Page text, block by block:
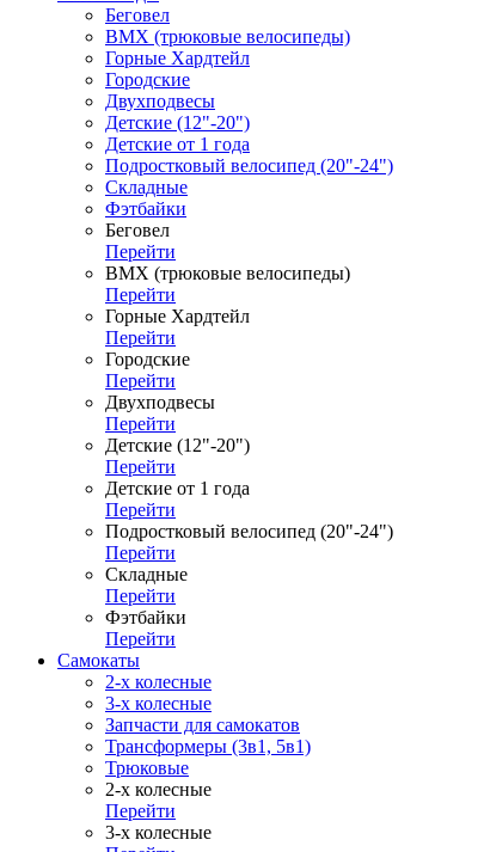
Беговел
ВМХ (трюковые велосипеды)
Горные Хардтейл
Городские
Двухподвесы
Детские (12"-20")
Детские от 1 года
Подростковый велосипед (20"-24")
Складные
Фэтбайки
Беговел
Перейти
ВМХ (трюковые велосипеды)
Перейти
Горные Хардтейл
Перейти
Городские
Перейти
Двухподвесы
Перейти
Детские (12"-20")
Перейти
Детские от 1 года
Перейти
Подростковый велосипед (20"-24")
Перейти
Складные
Перейти
Фэтбайки
Перейти
Самокаты
2-х колесные
3-х колесные
Запчасти для самокатов
Трансформеры (3в1, 5в1)
Трюковые
2-х колесные
Перейти
3-х колесные